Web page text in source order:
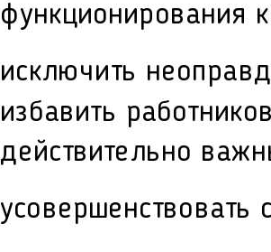
функционирования
исключить
избавить
действительно